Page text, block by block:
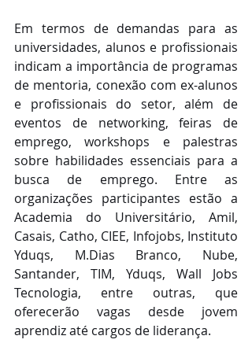
Em termos de demandas para as
universidades, alunos e profissionais
indicam a importância de programas
de mentoria, conexão com ex-alunos
e profissionais do setor, além de
eventos de networking, feiras de
emprego, workshops e palestras
sobre habilidades essenciais para a
busca de emprego. Entre as
organizações participantes estão a
Academia do Universitário, Amil,
Casais, Catho, CIEE, Infojobs, Instituto
Yduqs, M.Dias Branco, Nube,
Santander, TIM, Yduqs, Wall Jobs
Tecnologia, entre outras, que
oferecerão vagas desde jovem
aprendiz até cargos de liderança.